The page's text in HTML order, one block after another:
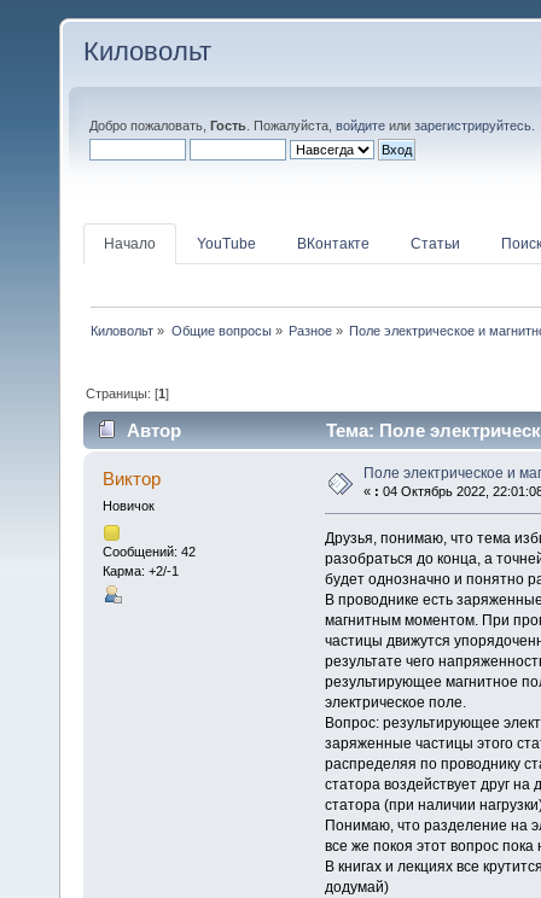
Киловольт
Добро пожаловать, Гость . Пожалуйста, войдите или зарегистрируйтесь
Начало YouTube ВКонтакте Статьи Поиск
Киловольт » Общие вопросы» Разное» Поле электрическое и
Страницы: [1]
Автор Тема: Поле
Виктор
Новичок
Сообщений: 42
Карма: +2/-1
Поле электрическое и
« : 04 Октябрь 2022,
Друзья, понимаю, что тема
разобраться до конца, а
будет однозначно и понятно
В проводнике есть
магнитным моментом. При
частицы движутся
результате чего
результирующее магнитное
электрическое поле.
Вопрос: результирующее
заряженные частицы этого
распределяя по проводнику
статора воздействует друг
статора (при наличии
Понимаю, что разделение на
все же покоя этот вопрос пока
В книгах и лекциях все
додумай)